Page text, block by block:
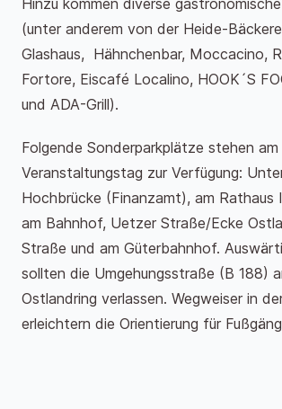
Hinzu kommen diverse
(unter anderem von der Heide-
Glashaus, Hähnchenbar, Moccacino,
Fortore, Eiscafé Localino, HOOK´S
und ADA-Grill).
Folgende Sonderparkplätze stehen am
Veranstaltungstag zur Verfügung:
Hochbrücke (Finanzamt), am Rathaus
am Bahnhof, Uetzer Straße/Ecke
Straße und am Güterbahnhof.
sollten die Umgehungsstraße (B 188)
Ostlandring verlassen. Wegweiser in
erleichtern die Orientierung für